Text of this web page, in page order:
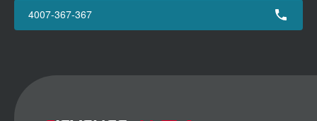
4007-367-367